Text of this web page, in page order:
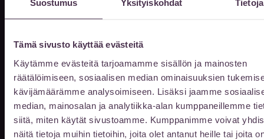
Suostumus Yksityiskohdat Tietoja
Tämä sivusto käyttää evästeitä
Käytämme evästeitä tarjoamamme sisällön ja mainosten
räätälöimiseen, sosiaalisen median ominaisuuksien
kävijämäärämme analysoimiseen. Lisäksi jaamme
median, mainosalan ja analytiikka-alan kumppaneillemme
siitä, miten käytät sivustoamme. Kumppanimme voivat
näitä tietoja muihin tietoihin, joita olet antanut heille tai joita
Aukioloajat
arkisin klo 10-20. Muina aikoina
sopimuksen mukaan.
Kun saavut ennen klo 8, tai klo 16 jälkeen
niin ovet avautuvat soittamalla
puh. 044 978 0562